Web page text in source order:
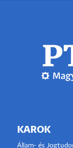
KAROK
Állam- és